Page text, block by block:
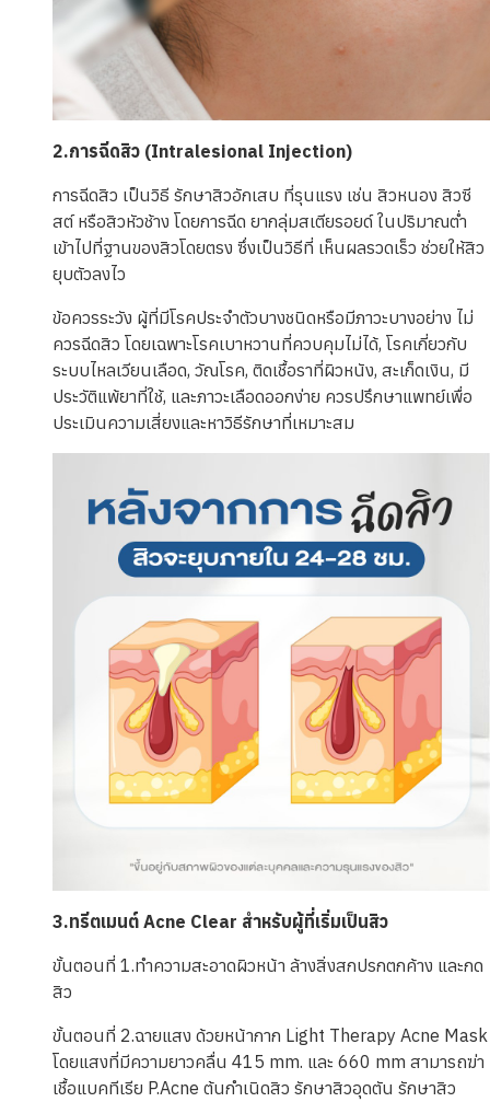
2.การฉีดสิว (Intralesional Injection)
การฉีดสิว เป็นวิธี รักษาสิวอักเสบ ที่รุนแรง เช่น สิวหนอง สิวซี
สต์ หรือสิวหัวช้าง โดยการฉีด ยากลุ่มสเตียรอยด์ ในปริมาณต่ำ
เข้าไปที่ฐานของสิวโดยตรง ซึ่งเป็นวิธีที่ เห็นผลรวดเร็ว ช่วยให้สิว
ยุบตัวลงไว
ข้อควรระวัง ผู้ที่มีโรคประจำตัวบางชนิดหรือมีภาวะบางอย่าง ไม่
ควรฉีดสิว โดยเฉพาะโรคเบาหวานที่ควบคุมไม่ได้, โรคเกี่ยวกับ
ระบบไหลเวียนเลือด, วัณโรค, ติดเชื้อราที่ผิวหนัง, สะเก็ดเงิน, มี
ประวัติแพ้ยาที่ใช้, และภาวะเลือดออกง่าย ควรปรึกษาแพทย์เพื่อ
ประเมินความเสี่ยงและหาวิธีรักษาที่เหมาะสม
3.ทรีตเมนต์ Acne Clear สำหรับผู้ที่เริ่มเป็นสิว
ขั้นตอนที่ 1.ทำความสะอาดผิวหน้า ล้างสิ่งสกปรกตกค้าง และกด
สิว
ขั้นตอนที่ 2.ฉายแสง ด้วยหน้ากาก Light Therapy Acne Mask
โดยแสงที่มีความยาวคลื่น 415 mm. และ 660 mm สามารถฆ่า
เชื้อแบคทีเรีย P.Acne ต้นกำเนิดสิว รักษาสิวอุดตัน รักษาสิว